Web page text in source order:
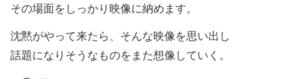
その場面をしっかり映像に納めます。
沈黙がやって来たら、そんな映像を思い出し
話題になりそうなものをまた想像していく。